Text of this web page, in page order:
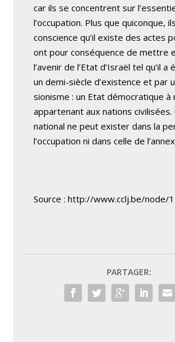
car ils se concentrent sur
l’occupation. Plus que quiconque,
conscience qu’il existe des actes
ont pour conséquence de mettre
l’avenir de l’Etat d’Israël tel qu’il
un demi-siècle d’existence et par
sionisme : un Etat démocratique à
appartenant aux nations
national ne peut exister dans la
l’occupation ni dans celle de
Source : http://www.cclj.be/node/
PARTAGER: